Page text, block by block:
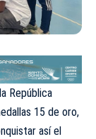
República
15 de oro,
así el